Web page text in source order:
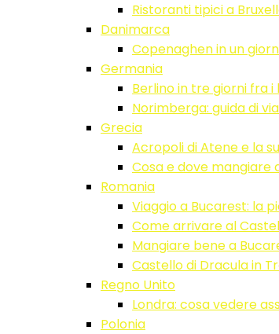
Ristoranti tipici a
Danimarca
Copenaghen in un
Germania
Berlino in tre giorni fra
Norimberga: guida di
Grecia
Acropoli di Atene e la
Cosa e dove mangiare
Romania
Viaggio a Bucarest: la
Come arrivare al
Mangiare bene a
Castello di Dracula in
Regno Unito
Londra: cosa vedere
Polonia